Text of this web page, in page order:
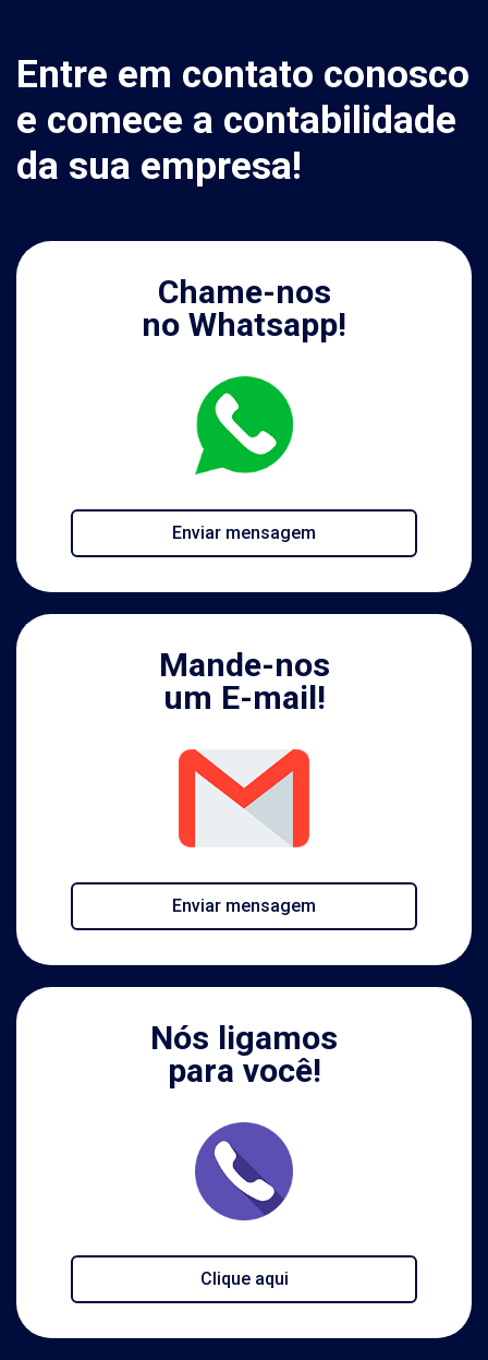
Entre em contato conosco
e comece a contabilidade
da sua empresa!
Chame-nos
no Whatsapp!
Enviar mensagem
Mande-nos
um E-mail!
Enviar mensagem
Nós ligamos
para você!
Clique aqui